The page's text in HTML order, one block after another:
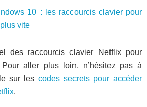
10 : les raccourcis clavier pour
vite
des raccourcis clavier Netflix pour
Pour aller plus loin, n’hésitez pas à
sur lescodes secrets pour accéder
.